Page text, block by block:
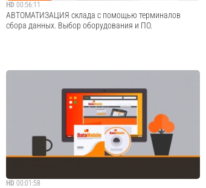
HD 00:56:11
АВТОМАТИЗАЦИЯ склада с помощью терминалов
сбора данных. Выбор оборудования и ПО.
В программе вебинара: - Автоматизация процессов с
помощью терминалов сбора данных. - Программное
обеспечение DataMobile для терминалов сбора данных
на платформе Win и Android. - WMS cистемы складского
учета. - Примеры внедрений по отрасл...
Cмотреть видео
HD 00:01:58